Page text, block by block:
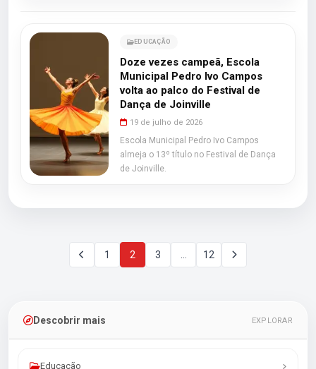
EDUCAÇÃO
Doze vezes campeã, Escola
Municipal Pedro Ivo Campos
volta ao palco do Festival de
Dança de Joinville
19 de julho de 2026
Escola Municipal Pedro Ivo Campos
almeja o 13º título no Festival de Dança
de Joinville.
1 2 3 12
Descobrir mais EXPLORAR
Educação